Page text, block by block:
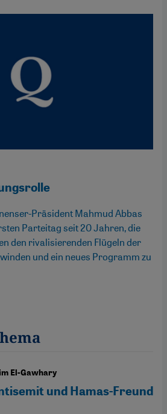
Präsident Mahmud Abbas
Parteitag seit 20 Jahren, die
den rivalisierenden Flügeln der
und ein neues Programm zu
El-Gawhary
und Hamas-Freund